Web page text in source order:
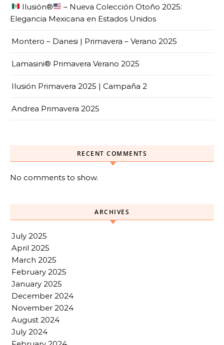
Ilusión®️
– Nueva Colección Otoño 2025:
Elegancia Mexicana en Estados Unidos
Montero – Danesi | Primavera – Verano 2025
Lamasini® Primavera Verano 2025
Ilusión Primavera 2025 | Campaña 2
Andrea Primavera 2025
RECENT COMMENTS
No comments to show.
ARCHIVES
July 2025
April 2025
March 2025
February 2025
January 2025
December 2024
November 2024
August 2024
July 2024